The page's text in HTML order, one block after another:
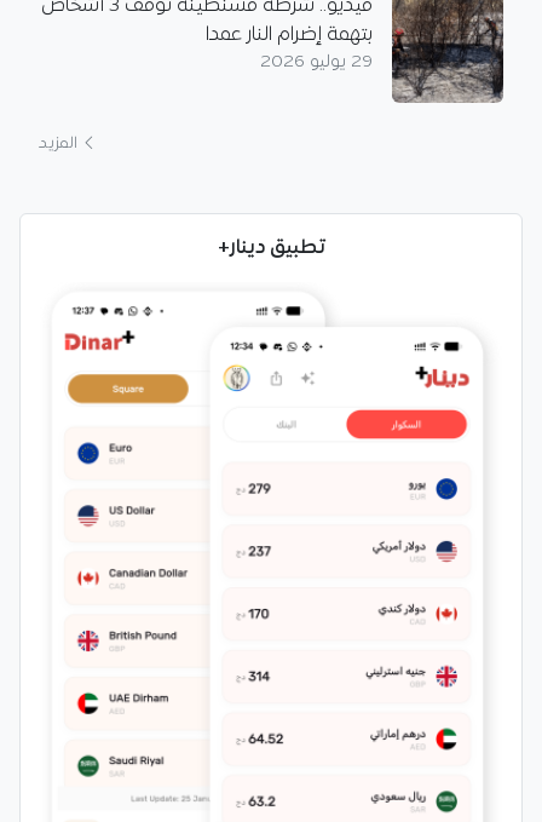
فيديو.. شرطة قسنطينة توقف 3 أشخاص
بتهمة إضرام النار عمدا
29 يوليو 2026
المزيد
تطبيق دينار+